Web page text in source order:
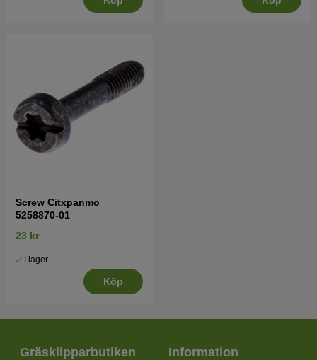
Screw Citxpanmo
5258870-01
23 kr
I lager
Köp
Gräsklipparbutiken Information